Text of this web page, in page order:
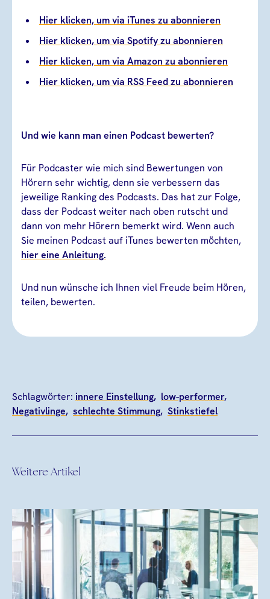
Hier klicken, um via iTunes zu abonnieren
Hier klicken, um via Spotify zu abonnieren
Hier klicken, um via Amazon zu abonnieren
Hier klicken, um via RSS Feed zu abonnieren
Und wie kann man einen Podcast bewerten?
Für Podcaster wie mich sind Bewertungen von
Hörern sehr wichtig, denn sie verbessern das
jeweilige Ranking des Podcasts. Das hat zur Folge,
dass der Podcast weiter nach oben rutscht und
dann von mehr Hörern bemerkt wird. Wenn auch
Sie meinen Podcast auf iTunes bewerten möchten,
hier eine Anleitung.
Und nun wünsche ich Ihnen viel Freude beim Hören,
teilen, bewerten.
Schlagwörter: innere Einstellung
low-performer
Negativlinge
schlechte Stimmung Stinkstiefel
Weitere Artikel